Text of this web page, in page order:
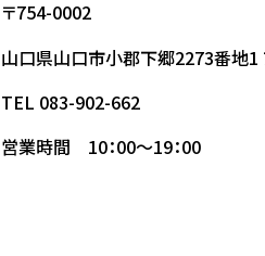
〒754-0002
山口県山口市小郡下郷2273番地1
TEL 083-902-662
営業時間 10：00～19：00